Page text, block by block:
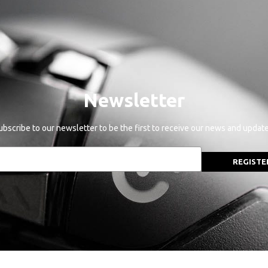
Newsletter
to our newsletter to be the first to receive our news and